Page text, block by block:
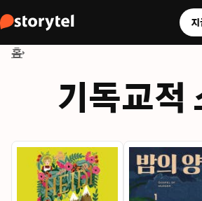
홈
기독교적